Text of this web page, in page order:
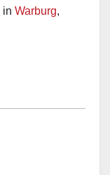
in Warburg,